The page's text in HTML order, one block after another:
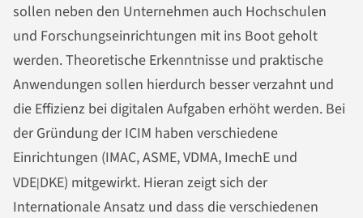
sollen neben den Unternehmen auch Hochschulen
und Forschungseinrichtungen mit ins Boot geholt
werden. Theoretische Erkenntnisse und praktische
Anwendungen sollen hierdurch besser verzahnt und
die Effizienz bei digitalen Aufgaben erhöht werden. Bei
der Gründung der ICIM haben verschiedene
Einrichtungen (IMAC, ASME, VDMA, ImechE und
VDE|DKE) mitgewirkt. Hieran zeigt sich der
Internationale Ansatz und dass die verschiedenen